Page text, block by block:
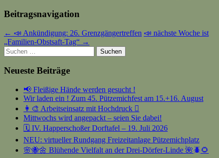
Beitragsnavigation
← 📣 Ankündigung: 26. Grenzgängertreffen 📣 nächste Woche ist
„Familien-Obstsaft-Tag“ →
Suchen
nach:
Neueste Beiträge
📢 Fleißige Hände werden gesucht !
Wir laden ein ! Zum 45. Pützemichfest am 15.+16. August
👩‍🎨 Arbeitseinsatz mit Hochdruck 🫟
Mittwochs wird angepackt – seien Sie dabei!
🗓️ IV. Happerschoßer Dorftafel – 19. Juli 2026
NEU: virtueller Rundgang Freizeitanlage Pützemichplatz
🌸🐝🌼 Blühende Vielfalt an der Drei-Dörfer-Linde 🌺🪲🌻